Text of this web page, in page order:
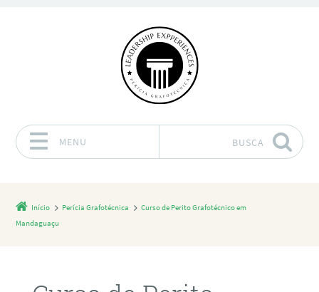
MENU BUSCA
Início Perícia Grafotécnica
Curso de Perito Grafotécnico em
Mandaguaçu